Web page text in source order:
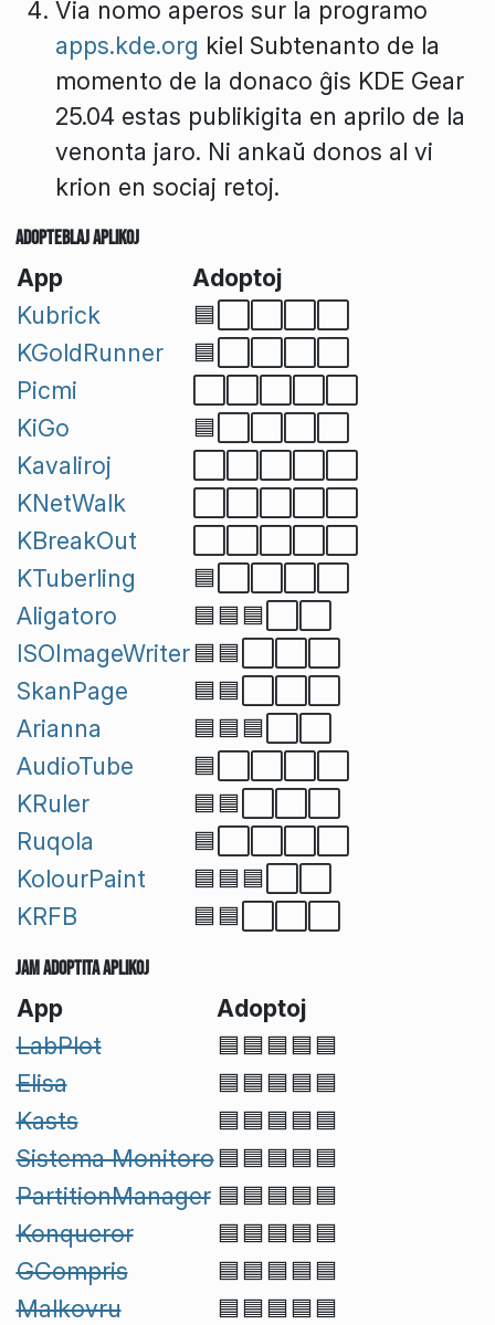
Via nomo aperos sur la programo
apps.kde.org kiel Subtenanto de la
momento de la donaco ĝis KDE Gear
25.04 estas publikigita en aprilo de la
venonta jaro. Ni ankaŭ donos al vi
krion en sociaj retoj.
Adopteblaj Aplikoj
App
Adoptoj
Kubrick
🟦⬜⬜⬜⬜
KGoldRunner
🟦⬜⬜⬜⬜
Picmi
KiGo
🟦⬜⬜⬜⬜
Kavaliroj
KNetWalk
KBreakOut
KTuberling
🟦⬜⬜⬜⬜
Aligatoro
🟦🟦🟦⬜⬜
ISOImageWriter🟦🟦⬜⬜⬜
SkanPage
🟦🟦⬜⬜⬜
Arianna
🟦🟦🟦⬜⬜
AudioTube
🟦⬜⬜⬜⬜
KRuler
🟦🟦⬜⬜⬜
Ruqola
🟦⬜⬜⬜⬜
KolourPaint
🟦🟦🟦⬜⬜
KRFB
🟦🟦⬜⬜⬜
Jam Adoptita Aplikoj
App
Adoptoj
LabPlot
🟦🟦🟦🟦🟦
Elisa
🟦🟦🟦🟦🟦
Kasts
🟦🟦🟦🟦🟦
Sistema Monitoro🟦🟦🟦🟦🟦
PartitionManager 🟦🟦🟦🟦🟦
Konqueror
🟦🟦🟦🟦🟦
GCompris
🟦🟦🟦🟦🟦
Malkovru
🟦🟦🟦🟦🟦